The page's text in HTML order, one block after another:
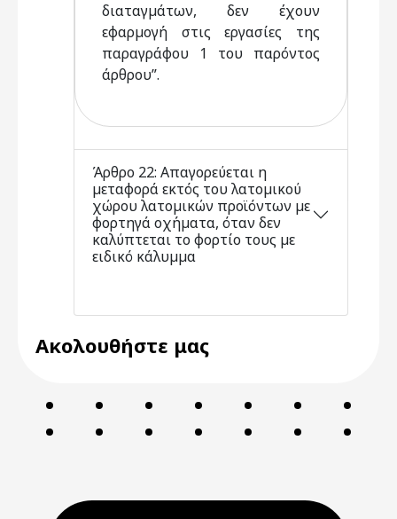
διαταγµάτων, δεν έχουν
εφαρµογή στις εργασίες της
παραγράφου 1 του παρόντος
άρθρου”.
Άρθρο 22: Απαγορεύεται η
µεταφορά εκτός του λατοµικού
χώρου λατοµικών προϊόντων µε
φορτηγά οχήµατα, όταν δεν
καλύπτεται το φορτίο τους µε
ειδικό κάλυµµα
Ακολουθήστε μας